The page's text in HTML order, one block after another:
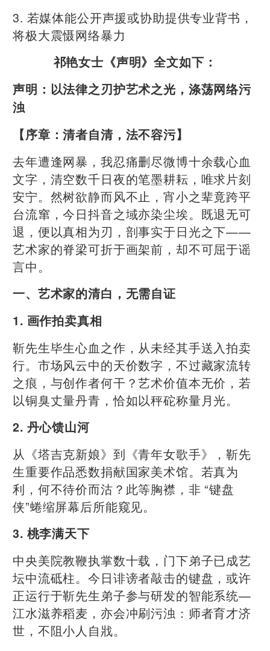
3. 若媒体能公开声援或协助提供专业背书，
将极大震慑网络暴力
祁艳女士《声明》全文如下：
声明：以法律之刃护艺术之光，涤荡网络污
浊
【序章：清者自清，法不容污】
去年遭逢网暴，我忍痛删尽微博十余载心血
文字，清空数千日夜的笔墨耕耘，唯求片刻
安宁。然树欲静而风不止，宵小之辈竟跨平
台流窜，今日抖音之域亦染尘埃。既退无可
退，便以真相为刃，剖事实于日光之下——
艺术家的脊梁可折于画架前，却不可屈于谣
言中。
一、艺术家的清白，无需自证
1. 画作拍卖真相
靳先生毕生心血之作，从未经其手送入拍卖
行。市场风云中的天价数字，不过藏家流转
之痕，与创作者何干？艺术价值本无价，若
以铜臭丈量丹青，恰如以秤砣称量月光。
2. 丹心馈山河
从《塔吉克新娘》到《青年女歌手》，靳先
生重要作品悉数捐献国家美术馆。若真为
利，何不待价而沽？此等胸襟，非 “键盘
侠”蜷缩屏幕后所能窥见。
3. 桃李满天下
中央美院教鞭执掌数十载，门下弟子已成艺
坛中流砥柱。今日诽谤者敲击的键盘，或许
正运行于靳先生弟子参与研发的智能系统—
江水滋养稻麦，亦会冲刷污浊：师者育才济
世，不阻小人自戕。